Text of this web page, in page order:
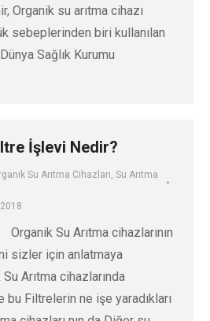
Organik su arıtma cihazı
sebeplerinden biri kullanılan
Sağlık Kurumu
İşlevi Nedir?
Su Arıtma Cihazları, Su Arıtma
Su Arıtma cihazlarının
sizler için anlatmaya
Arıtma cihazlarında
bu Filtrelerin ne işe yaradıkları